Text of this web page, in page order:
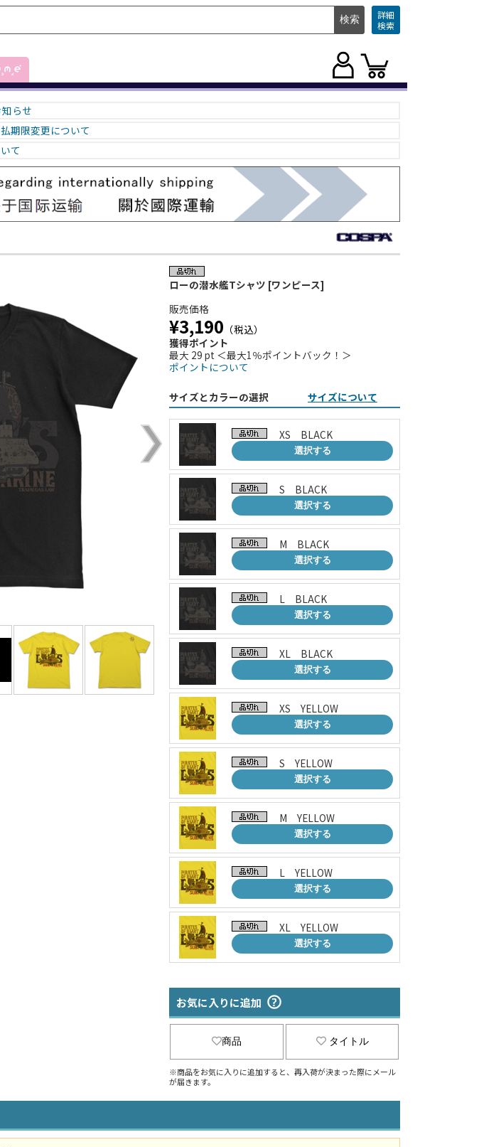
詳細
検索
らせ
期限変更について
て
ローの潜水艦Tシャツ [ワンピース]
販売価格
¥3,190 （税込）
獲得ポイント
最大 29 pt ＜最大1％ポイントバック！＞
ポイントについて
サイズとカラーの選択 サイズについて
XS BLACK
選択する
S BLACK
選択する
M BLACK
選択する
L BLACK
選択する
XL BLACK
選択する
XS YELLOW
選択する
S YELLOW
選択する
M YELLOW
選択する
L YELLOW
選択する
XL YELLOW
選択する
お気に入りに追加
商品 タイトル
※商品をお気に入りに追加すると、再入荷が決まった際にメール
が届きます。